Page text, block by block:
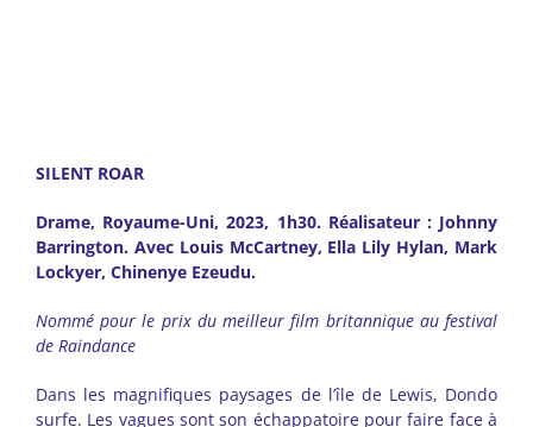
SILENT ROAR
Drame, Royaume-Uni, 2023, 1h30. Réalisateur : Johnny
Barrington. Avec Louis McCartney, Ella Lily Hylan, Mark
Lockyer, Chinenye Ezeudu.
Nommé pour le prix du meilleur film britannique au festival
de Raindance
Dans les magnifiques paysages de l’île de Lewis, Dondo
surfe. Les vagues sont son échappatoire pour faire face à